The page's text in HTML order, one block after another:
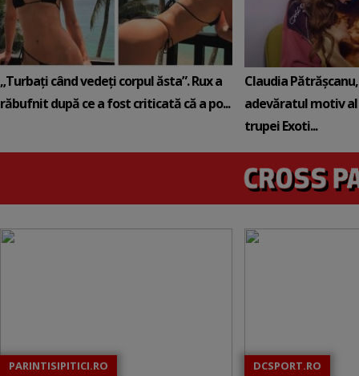
„Turbați când vedeți corpul ăsta”. Rux a
răbufnit după ce a fost criticată că a po...
Claudia
adevăratul motiv
trupei Exoti...
PARINTISIPITICI.RO DCSPORT.RO